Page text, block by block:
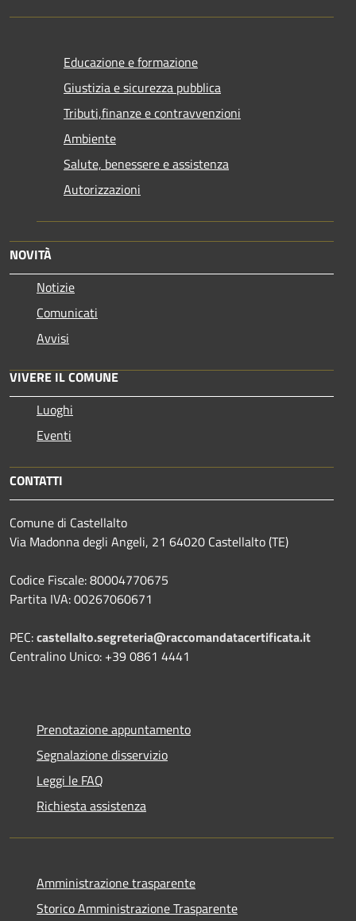
Educazione e formazione
Giustizia e sicurezza pubblica
Tributi,finanze e contravvenzioni
Ambiente
Salute, benessere e assistenza
Autorizzazioni
NOVITÀ
Notizie
Comunicati
Avvisi
VIVERE IL COMUNE
Luoghi
Eventi
CONTATTI
Comune di Castellalto
Via Madonna degli Angeli, 21 64020 Castellalto (TE)
Codice Fiscale: 80004770675
Partita IVA: 00267060671
PEC:castellalto.segreteria@raccomandatacertificata.it
Centralino Unico: +39 0861 4441
Prenotazione appuntamento
Segnalazione disservizio
Leggi le FAQ
Richiesta assistenza
Amministrazione trasparente
Storico Amministrazione Trasparente